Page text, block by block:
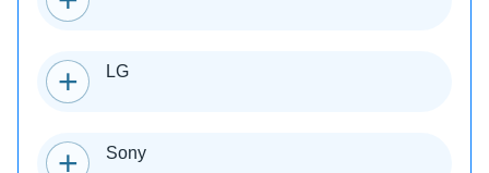
LG
Sony